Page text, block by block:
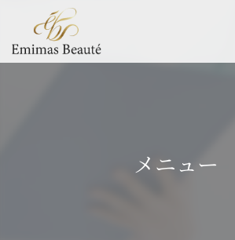
メニュー